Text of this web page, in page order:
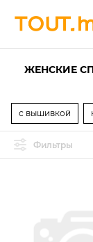
ЖЕНСКИЕ
с вышивкой
Фильтры